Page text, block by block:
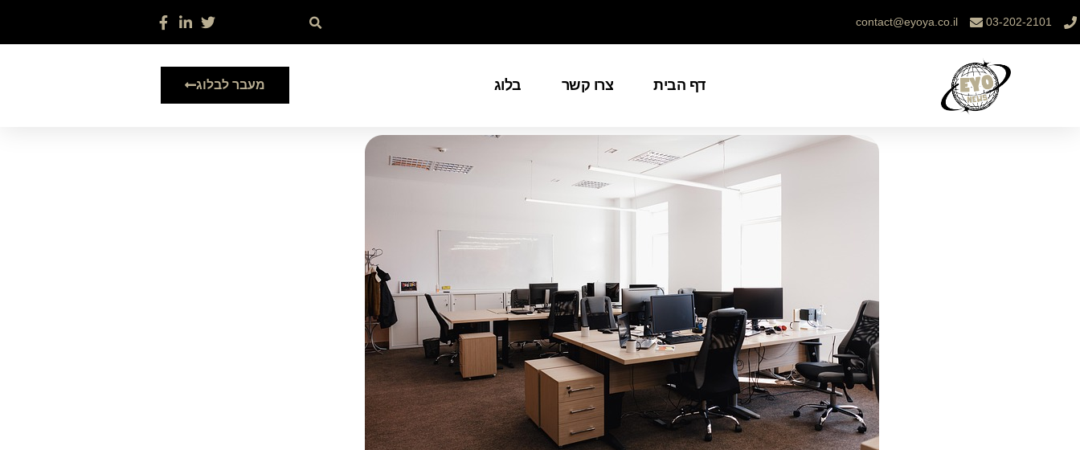
03-202-2101
contact@eyoya.co.il
דף הבית צרו קשר בלוג מעבר לבלוג